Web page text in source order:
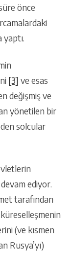
önce
yaptı.
[3] ve esas
değişmiş ve
yönetilen bir
solcular
ediyor.
tarafından
(ve kısmen
Rusya’yı)